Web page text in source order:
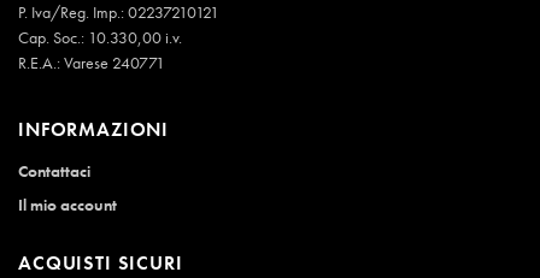
P. Iva/Reg. Imp.: 02237210121
Cap. Soc.: 10.330,00 i.v.
R.E.A.: Varese 240771
INFORMAZIONI
Contattaci
Il mio account
ACQUISTI SICURI